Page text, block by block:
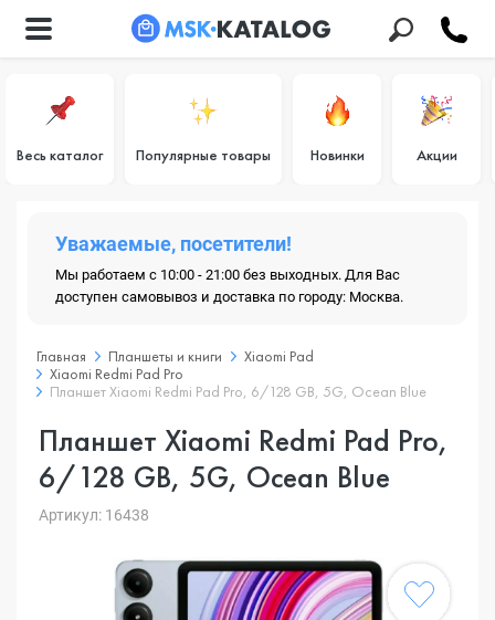
Весь каталог Популярные товары Новинки Акции
Уважаемые, посетители!
Мы работаем с 10:00 - 21:00 без выходных. Для Вас
доступен самовывоз и доставка по городу: Москва.
Главная Планшеты и книги
Xiaomi Pad
Xiaomi Redmi Pad Pro
Планшет Xiaomi Redmi Pad Pro, 6/128 GB, 5G, Ocean Blue
Планшет Xiaomi Redmi Pad Pro,
6/128 GB, 5G, Ocean Blue
Артикул: 16438